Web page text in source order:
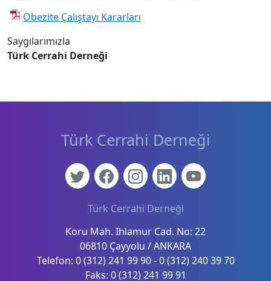
Obezite Çalıştayı Kararları
Saygılarımızla
Türk Cerrahi Derneği
Türk Cerrahi Derneği
Koru Mah. Ihlamur Cad. No: 22
06810 Çayyolu / ANKARA
Telefon: 0 (312) 241 99 90 - 0 (312) 240 39 70
Faks: 0 (312) 241 99 91
Türk Cerrahi Derneği